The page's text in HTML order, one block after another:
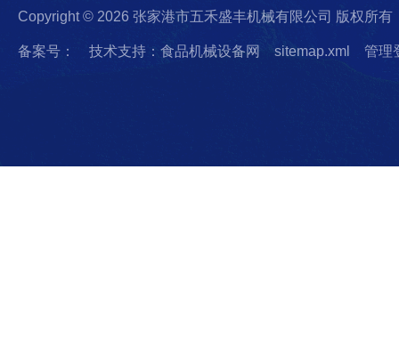
Copyright © 2026 张家港市五禾盛丰机械有限公司 版权所有
备案号： 技术支持：食品机械设备网 sitemap.xml 管理